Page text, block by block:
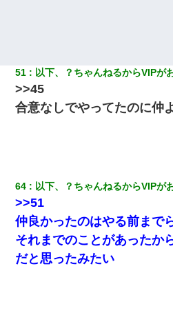
51 以下、？ちゃんねるからVIPが
>>45
合意なしでやってたのに仲
64 以下、？ちゃんねるからVIPが
>>51
仲良かったのはやる前まで
それまでのことがあったか
だと思ったみたい